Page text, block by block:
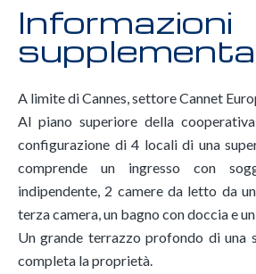
Informazioni
A limite di Cannes, settore Cannet
Al piano superiore della
configurazione di 4 locali di una
comprende un ingresso con
indipendente, 2 camere da letto da
terza camera, un bagno con doccia e
Un grande terrazzo profondo di una
completa la proprietà.